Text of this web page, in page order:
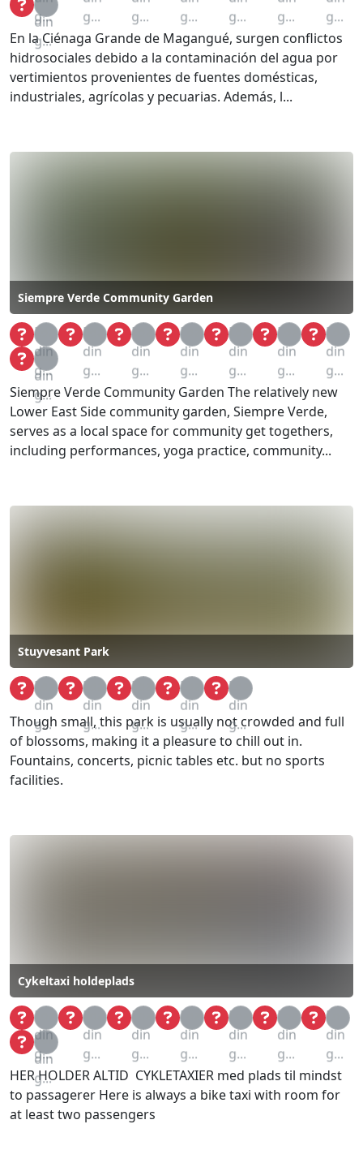
g... g... g... g... g... g... g...
din
g...
En la Ciénaga Grande de Magangué, surgen conflictos
hidrosociales debido a la contaminación del agua por
vertimientos provenientes de fuentes domésticas,
industriales, agrícolas y pecuarias. Además, l...
Siempre Verde Community Garden
Loa
din
g...
Loa
din
g...
Loa
din
g...
Loa
din
g...
Loa
din
g...
Loa
din
g...
Loa
din
g...
Loa
din
g...
Siempre Verde Community Garden The relatively new
Lower East Side community garden, Siempre Verde,
serves as a local space for community get togethers,
including performances, yoga practice, community...
Stuyvesant Park
Loa
din
g...
Loa
din
g...
Loa
din
g...
Loa
din
g...
Loa
din
g...
Though small, this park is usually not crowded and full
of blossoms, making it a pleasure to chill out in.
Fountains, concerts, picnic tables etc. but no sports
facilities.
Cykeltaxi holdeplads
Loa
din
g...
Loa
din
g...
Loa
din
g...
Loa
din
g...
Loa
din
g...
Loa
din
g...
Loa
din
g...
Loa
din
g...
HER HOLDER ALTID CYKLETAXIER med plads til mindst
to passagerer Here is always a bike taxi with room for
at least two passengers